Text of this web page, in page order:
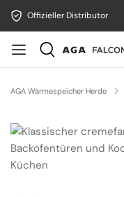
Offizieller Distributor
AGA Wärmespeicher Herde
Bildergalerie